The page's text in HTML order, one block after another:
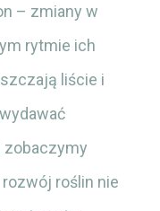
– zmiany w
rytmie ich
liście i
zobaczymy
roślin nie